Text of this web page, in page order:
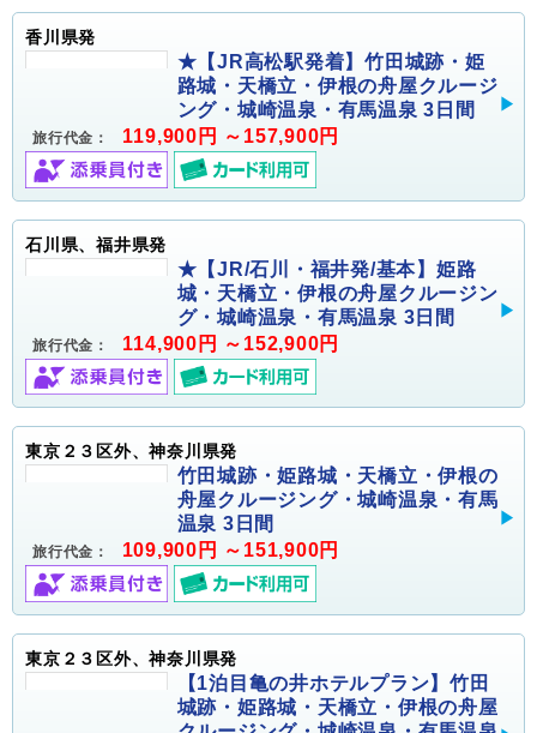
香川県発
★【JR高松駅発着】竹田城跡・姫
路城・天橋立・伊根の舟屋クルージ
ング・城崎温泉・有馬温泉 3日間
旅行代金： 119,900円 ～157,900円
石川県、福井県発
★【JR/石川・福井発/基本】姫路
城・天橋立・伊根の舟屋クルージン
グ・城崎温泉・有馬温泉 3日間
旅行代金： 114,900円 ～152,900円
東京２３区外、神奈川県発
竹田城跡・姫路城・天橋立・伊根の
舟屋クルージング・城崎温泉・有馬
温泉 3日間
旅行代金： 109,900円 ～151,900円
東京２３区外、神奈川県発
【1泊目亀の井ホテルプラン】竹田
城跡・姫路城・天橋立・伊根の舟屋